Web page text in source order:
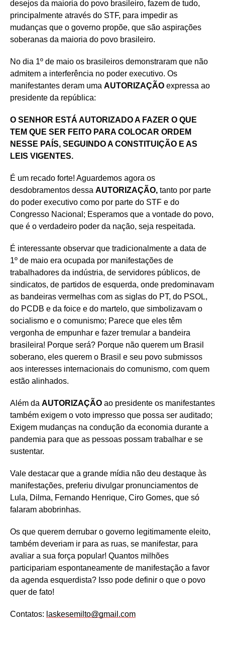
desejos da maioria do povo brasileiro, fazem de tudo,
principalmente através do STF, para impedir as
mudanças que o governo propõe, que são aspirações
soberanas da maioria do povo brasileiro.
No dia 1º de maio os brasileiros demonstraram que não
admitem a interferência no poder executivo. Os
manifestantes deram uma AUTORIZAÇÃO expressa ao
presidente da república:
O SENHOR ESTÁ AUTORIZADO A FAZER O QUE
TEM QUE SER FEITO PARA COLOCAR ORDEM
NESSE PAÍS, SEGUINDO A CONSTITUIÇÃO E AS
LEIS VIGENTES.
É um recado forte! Aguardemos agora os
desdobramentos dessa AUTORIZAÇÃO, tanto por parte
do poder executivo como por parte do STF e do
Congresso Nacional; Esperamos que a vontade do povo,
que é o verdadeiro poder da nação, seja respeitada.
É interessante observar que tradicionalmente a data de
1º de maio era ocupada por manifestações de
trabalhadores da indústria, de servidores públicos, de
sindicatos, de partidos de esquerda, onde predominavam
as bandeiras vermelhas com as siglas do PT, do PSOL,
do PCDB e da foice e do martelo, que simbolizavam o
socialismo e o comunismo; Parece que eles têm
vergonha de empunhar e fazer tremular a bandeira
brasileira! Porque será? Porque não querem um Brasil
soberano, eles querem o Brasil e seu povo submissos
aos interesses internacionais do comunismo, com quem
estão alinhados.
Além da AUTORIZAÇÃO ao presidente os manifestantes
também exigem o voto impresso que possa ser auditado;
Exigem mudanças na condução da economia durante a
pandemia para que as pessoas possam trabalhar e se
sustentar.
Vale destacar que a grande mídia não deu destaque às
manifestações, preferiu divulgar pronunciamentos de
Lula, Dilma, Fernando Henrique, Ciro Gomes, que só
falaram abobrinhas.
Os que querem derrubar o governo legitimamente eleito,
também deveriam ir para as ruas, se manifestar, para
avaliar a sua força popular! Quantos milhões
participariam espontaneamente de manifestação a favor
da agenda esquerdista? Isso pode definir o que o povo
quer de fato!
Contatos: laskesemilto@gmail.com